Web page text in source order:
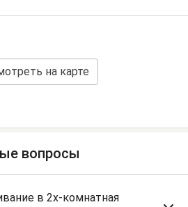
на карте
вопросы
в 2х-комнатная